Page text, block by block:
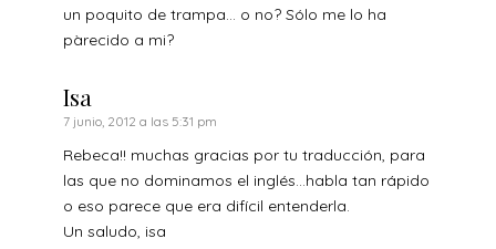
un poquito de trampa… o no? Sólo me lo ha
pàrecido a mi?
Isa
7 junio, 2012 a las 5:31 pm
Rebeca!! muchas gracias por tu traducción, para
las que no dominamos el inglés…habla tan rápido
o eso parece que era difícil entenderla.
Un saludo, isa